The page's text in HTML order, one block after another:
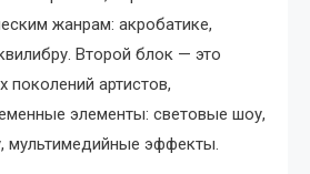
жанрам: акробатике,
Второй блок — это
поколений артистов,
элементы: световые шоу,
мультимедийные эффекты.